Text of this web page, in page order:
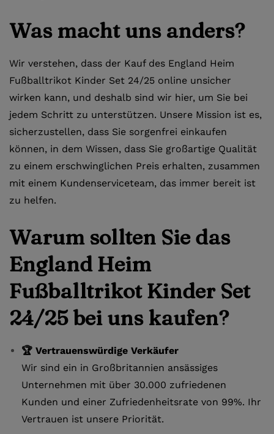
Was macht uns anders?
Wir verstehen, dass der Kauf des England Heim
Fußballtrikot Kinder Set 24/25 online unsicher
wirken kann, und deshalb sind wir hier, um Sie bei
jedem Schritt zu unterstützen. Unsere Mission ist es,
sicherzustellen, dass Sie sorgenfrei einkaufen
können, in dem Wissen, dass Sie großartige Qualität
zu einem erschwinglichen Preis erhalten, zusammen
mit einem Kundenserviceteam, das immer bereit ist
zu helfen.
Warum sollten Sie das
England Heim
Fußballtrikot Kinder Set
24/25 bei uns kaufen?
🏆 Vertrauenswürdige Verkäufer
Wir sind ein in Großbritannien ansässiges
Unternehmen mit über 30.000 zufriedenen
Kunden und einer Zufriedenheitsrate von 99%. Ihr
Vertrauen ist unsere Priorität.